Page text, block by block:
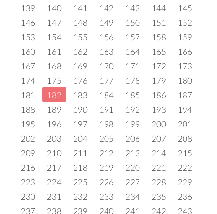
139
140 141 142 143 144
145
146
147 148 149 150 151
152
153
154 155 156 157 158
159
160
161 162 163 164 165
166
167
168 169 170 171 172
173
174
175 176 177 178 179
180
181
182 183 184 185 186
187
188
189 190 191 192 193
194
195
196 197 198 199 200
201
202
203 204 205 206 207
208
209
210 211 212 213 214
215
216
217 218 219 220 221
222
223
224 225 226 227 228
229
230
231 232 233 234 235
236
237
238 239 240 241 242
243